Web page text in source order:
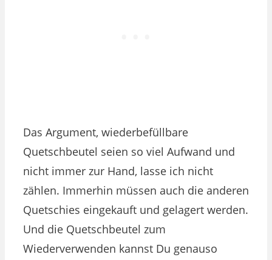
Das Argument, wiederbefüllbare
Quetschbeutel seien so viel Aufwand und
nicht immer zur Hand, lasse ich nicht
zählen. Immerhin müssen auch die anderen
Quetschies eingekauft und gelagert werden.
Und die Quetschbeutel zum
Wiederverwenden kannst Du genauso